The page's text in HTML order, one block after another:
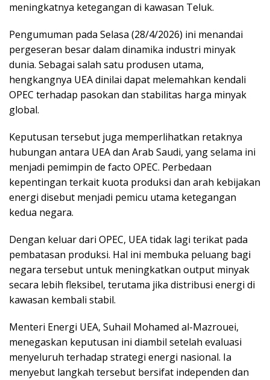
meningkatnya ketegangan di kawasan Teluk.
Pengumuman pada Selasa (28/4/2026) ini menandai
pergeseran besar dalam dinamika industri minyak
dunia. Sebagai salah satu produsen utama,
hengkangnya UEA dinilai dapat melemahkan kendali
OPEC terhadap pasokan dan stabilitas harga minyak
global.
Keputusan tersebut juga memperlihatkan retaknya
hubungan antara UEA dan Arab Saudi, yang selama ini
menjadi pemimpin de facto OPEC. Perbedaan
kepentingan terkait kuota produksi dan arah kebijakan
energi disebut menjadi pemicu utama ketegangan
kedua negara.
Dengan keluar dari OPEC, UEA tidak lagi terikat pada
pembatasan produksi. Hal ini membuka peluang bagi
negara tersebut untuk meningkatkan output minyak
secara lebih fleksibel, terutama jika distribusi energi di
kawasan kembali stabil.
Menteri Energi UEA, Suhail Mohamed al-Mazrouei,
menegaskan keputusan ini diambil setelah evaluasi
menyeluruh terhadap strategi energi nasional. Ia
menyebut langkah tersebut bersifat independen dan